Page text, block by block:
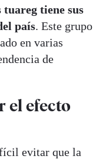
tuareg tiene sus
país. Este grupo
en varias
de
el efecto
evitar que la